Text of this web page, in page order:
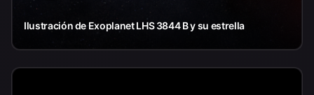
Ilustración de Exoplanet LHS 3844 B y su estrella